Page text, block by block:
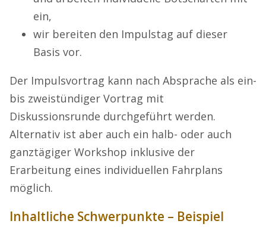
ein,
wir bereiten den Impulstag auf dieser
Basis vor.
Der Impulsvortrag kann nach Absprache als ein-
bis zweistündiger Vortrag mit
Diskussionsrunde durchgeführt werden.
Alternativ ist aber auch ein halb- oder auch
ganztägiger Workshop inklusive der
Erarbeitung eines individuellen Fahrplans
möglich.
Inhaltliche Schwerpunkte – Beispiel